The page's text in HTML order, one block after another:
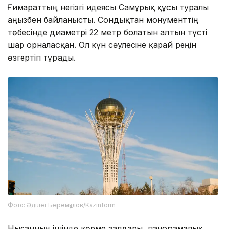
Ғимараттың негізгі идеясы Самұрық құсы туралы
аңызбен байланысты. Сондықтан монументтің
төбесінде диаметрі 22 метр болатын алтын түсті
шар орналасқан. Ол күн сәулесіне қарай реңін
өзгертіп тұрады.
Фото: Әділет Беремқұлов/Kazinform